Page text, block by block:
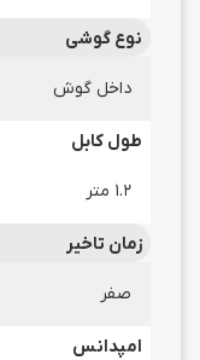
نوع گوشی
داخل گوش
طول کابل
1.2 متر
زمان تاخیر
صفر
امپدانس